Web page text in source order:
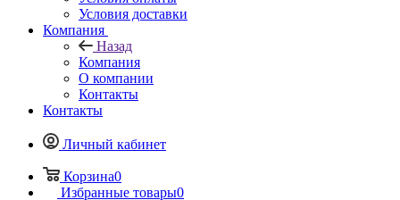
Условия доставки
Компания
Назад
Компания
О компании
Контакты
Контакты
Личный кабинет
Корзина0
Избранные товары0